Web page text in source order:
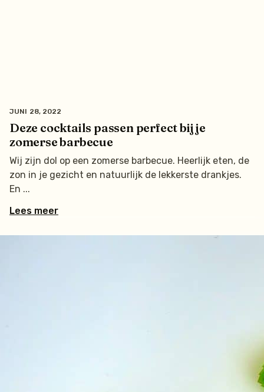
Deze cocktails passen perfect bij je
zomerse barbecue
JUNI 28, 2022
Wij zijn dol op een zomerse barbecue. Heerlijk eten, de
zon in je gezicht en natuurlijk de lekkerste drankjes.
En
Lees meer